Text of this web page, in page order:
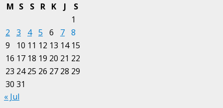
M S S R K J
S
1
2
3 4 5 6 7 8
9
10 11 12 13 14 15
16 17 18 19 20 21 22
23 24 25 26 27 28 29
30 31
« Jul